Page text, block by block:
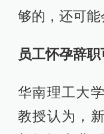
够的，还可能
员工怀孕辞
华南理工大
教授认为，